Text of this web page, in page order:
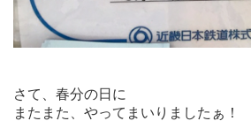
さて、春分の日に
またまた、やってまいりましたぁ！